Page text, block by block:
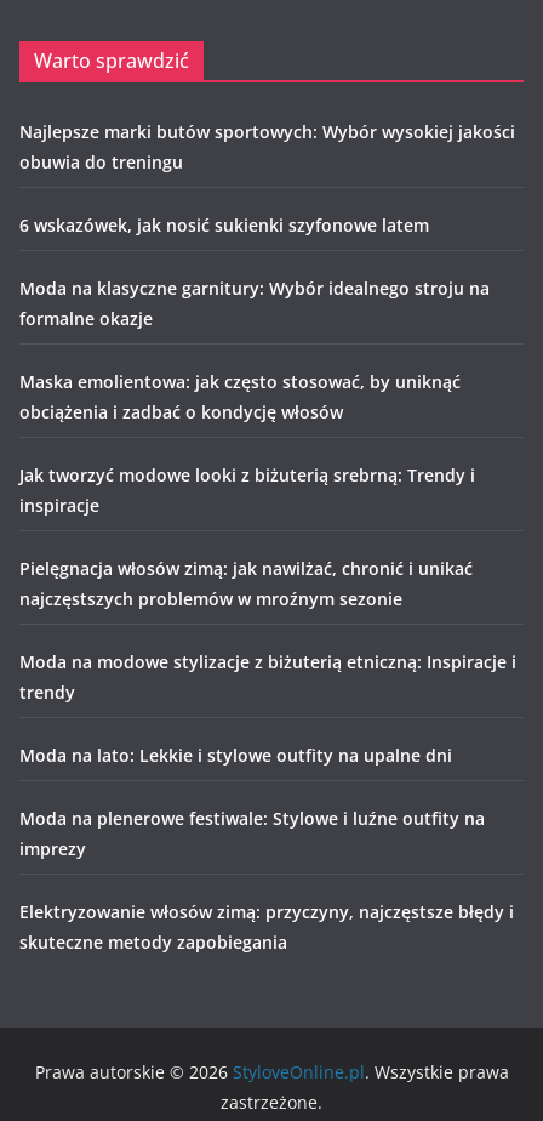
Warto sprawdzić
Najlepsze marki butów sportowych: Wybór wysokiej jakości
obuwia do treningu
6 wskazówek, jak nosić sukienki szyfonowe latem
Moda na klasyczne garnitury: Wybór idealnego stroju na
formalne okazje
Maska emolientowa: jak często stosować, by uniknąć
obciążenia i zadbać o kondycję włosów
Jak tworzyć modowe looki z biżuterią srebrną: Trendy i
inspiracje
Pielęgnacja włosów zimą: jak nawilżać, chronić i unikać
najczęstszych problemów w mroźnym sezonie
Moda na modowe stylizacje z biżuterią etniczną: Inspiracje i
trendy
Moda na lato: Lekkie i stylowe outfity na upalne dni
Moda na plenerowe festiwale: Stylowe i luźne outfity na
imprezy
Elektryzowanie włosów zimą: przyczyny, najczęstsze błędy i
skuteczne metody zapobiegania
Prawa autorskie © 2026 StyloveOnline.pl. Wszystkie prawa
zastrzeżone.